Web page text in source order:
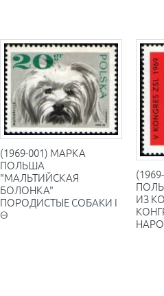
(1969-001) МАРКА
ПОЛЬША
"МАЛЬТИЙСКАЯ
БОЛОНКА"
ПОРОДИСТЫЕ СОБАКИ I
Θ
ИЗ